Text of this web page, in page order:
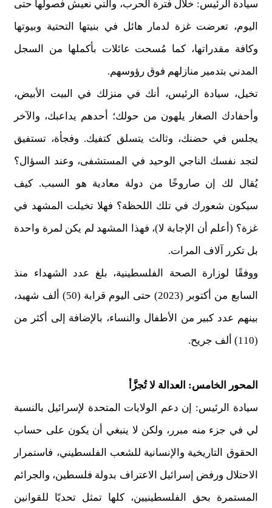
سيادة الرئيس: خلال فترة الحرب، والتي نعيش فصولها حتى
اليوم، تعرضت غزة لدمار هائل في بنيتها التحتية وبيوتها
وكافة مقدراتها، كما مُسحت عائلات بأكملها من السجل
المدني بتدمير منازلهم فوق رؤوسهم.
تخيل، سيادة الرئيس، أنك في منزلك في البيت الأبيض،
وأحفادك الصغار يلهون من حولك؛ أحدهم يداعبك، والآخر
يجلس في حضنك، وثالث يتسلق كتفيك. وفجأة، تستفيق
لتجد نفسك الناجي الوحيد في المستشفى، وعند السؤال؟
يُقال لك إن صاروخًا من دولة معادية هو السبب. كيف
سيكون شعورك في تلك اللحظة؟ فهلا تخيلت المشهد في
غزة؟ (أعلم أن الإجابة لا)، فهذا المشهد لم يكن لمرة واحدة
بل تكرر آلاف المرات.
ووفقًا لوزارة الصحة الفلسطينية، بلغ عدد الشهداء منذ
السابع من أكتوبر (2023) حتى اليوم قرابة (50) ألف شهيد،
بينهم عدد كبير من الأطفال والنساء، بالإضافة إلى أكثر من
(110) ألف جريح.
المحور الخامس: العدالة لا تُجزَّأ
سيادة الرئيس: إن دعم الولايات المتحدة لإسرائيل بالنسبة
لي في جزء منه مبرر، ولكن لا ينبغي أن يكون على حساب
الحقوق التاريخية والإنسانية للشعب الفلسطيني، فاستمرار
الاحتلال ورفض إسرائيل الاعتراف بدولة فلسطين، والجرائم
المستمرة بحق الفلسطينيين، كلها تمثل تحديًا للقوانين